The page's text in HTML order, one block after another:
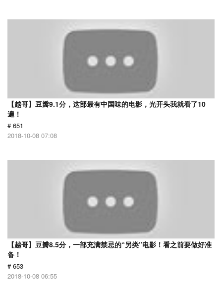
【越哥】豆瓣9.1分，这部最有中国味的电影，光开头我就看了10
遍！
# 651
2018-10-08 07:08
【越哥】豆瓣8.5分，一部充满禁忌的“另类”电影！看之前要做好准
备！
# 653
2018-10-08 06:55